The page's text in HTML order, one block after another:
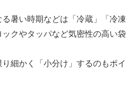
暑い時期などは「冷蔵」「冷
クやタッパなど気密性の高い
細かく「小分け」するのもポイ